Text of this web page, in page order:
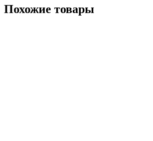
Похожие товары